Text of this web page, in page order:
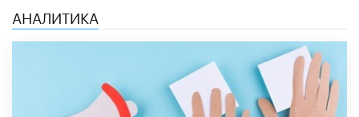
АНАЛИТИКА